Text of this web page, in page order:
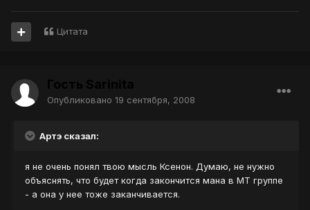
Цитата
Опубликовано 19 сентября, 2008
Артэ сказал:
я не очень понял твою мысль Ксенон. Думаю, не нужно
объяснять, что будет когда закончится мана в МТ группе
- а она у нее тоже заканчивается.